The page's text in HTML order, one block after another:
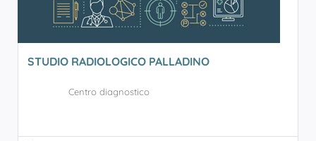
STUDIO RADIOLOGICO PALLADINO
Centro diagnostico